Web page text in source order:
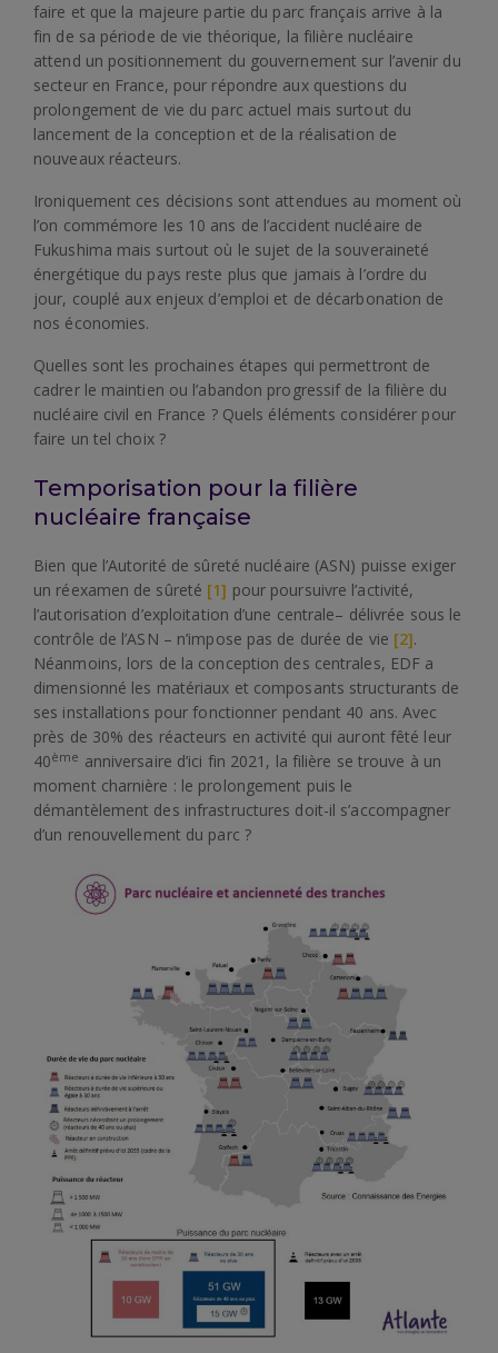
faire et que la majeure partie du parc français arrive à la
fin de sa période de vie théorique, la filière nucléaire
attend un positionnement du gouvernement sur l’avenir du
secteur en France, pour répondre aux questions du
prolongement de vie du parc actuel mais surtout du
lancement de la conception et de la réalisation de
nouveaux réacteurs.
Ironiquement ces décisions sont attendues au moment où
l’on commémore les 10 ans de l’accident nucléaire de
Fukushima mais surtout où le sujet de la souveraineté
énergétique du pays reste plus que jamais à l’ordre du
jour, couplé aux enjeux d’emploi et de décarbonation de
nos économies.
Quelles sont les prochaines étapes qui permettront de
cadrer le maintien ou l’abandon progressif de la filière du
nucléaire civil en France ? Quels éléments considérer pour
faire un tel choix ?
Temporisation pour la filière
nucléaire française
Bien que l’Autorité de sûreté nucléaire (ASN) puisse exiger
un réexamen de sûreté [1] pour poursuivre l’activité,
l’autorisation d’exploitation d’une centrale– délivrée sous le
contrôle de l’ASN – n’impose pas de durée de vie [2].
Néanmoins, lors de la conception des centrales, EDF a
dimensionné les matériaux et composants structurants de
ses installations pour fonctionner pendant 40 ans. Avec
près de 30% des réacteurs en activité qui auront fêté leur
40ème anniversaire d’ici fin 2021, la filière se trouve à un
moment charnière : le prolongement puis le
démantèlement des infrastructures doit-il s’accompagner
d’un renouvellement du parc ?